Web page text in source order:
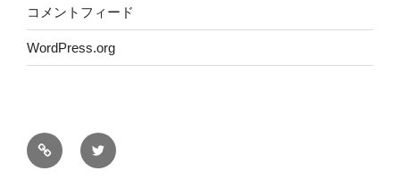
コメントフィード
WordPress.org
サ
イ
Twitter